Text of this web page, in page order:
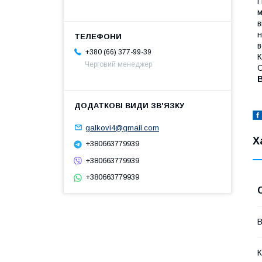
+380 (66) 377-99-39
Черговий менеджер
galkovi4@gmail.com
+380663779939
+380663779939
+380663779939